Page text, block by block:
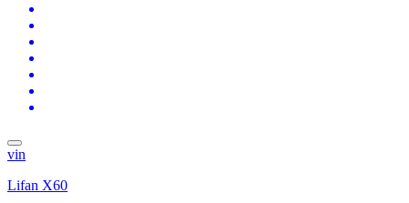
vin
Lifan X60